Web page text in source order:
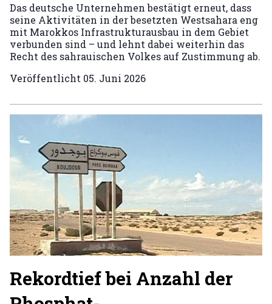
Das deutsche Unternehmen bestätigt erneut, dass
seine Aktivitäten in der besetzten Westsahara eng
mit Marokkos Infrastrukturausbau in dem Gebiet
verbunden sind – und lehnt dabei weiterhin das
Recht des sahrauischen Volkes auf Zustimmung ab.
Veröffentlicht 05. Juni 2026
Rekordtief bei Anzahl der